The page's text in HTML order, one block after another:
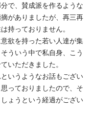
で、賛成派を作るような
がありましたが、再三再
持っておりません。
欲を持った若い人達が集
ういう中で私自身、こう
いただきました。
いうようなお話もござい
っておりましたので、そ
ょうという経過がござい